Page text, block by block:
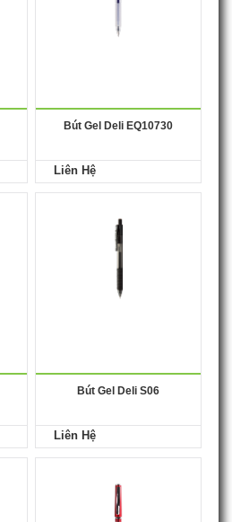
Bút Gel Deli EQ10730
Liên Hệ
Bút Gel Deli S06
Liên Hệ